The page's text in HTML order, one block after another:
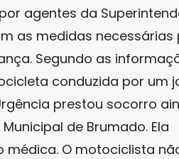
agentes da
as medidas necessárias
Segundo as
conduzida por um
prestou socorro
de Brumado. Ela
O motociclista